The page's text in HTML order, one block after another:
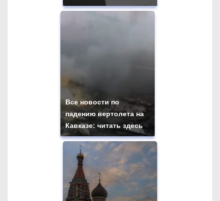
Все новости по
падению вертолета на
Кавказе: читать здесь